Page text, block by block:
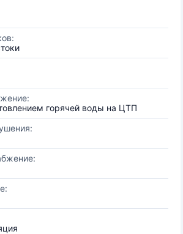
горячей воды на ЦТП